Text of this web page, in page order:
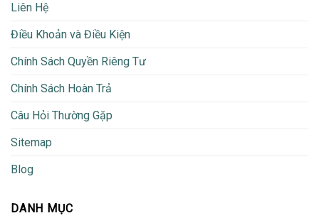
Liên Hệ
Điều Khoản và Điều Kiện
Chính Sách Quyền Riêng Tư
Chính Sách Hoàn Trả
Câu Hỏi Thường Gặp
Sitemap
Blog
DANH MỤC